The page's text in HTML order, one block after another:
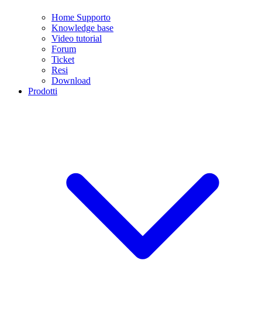
Home Supporto
Knowledge base
Video tutorial
Forum
Ticket
Resi
Download
Prodotti